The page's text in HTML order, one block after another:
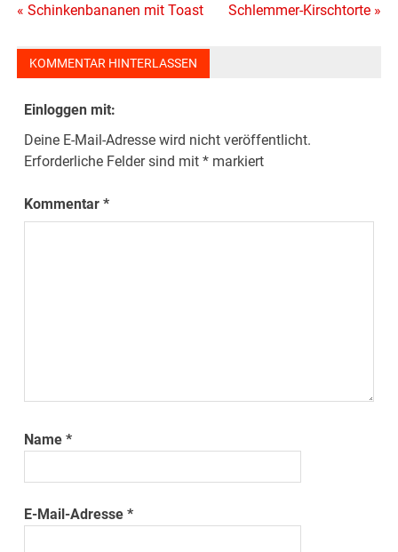
Beitragsnavigation
« Schinkenbananen mit Toast Schlemmer-Kirschtorte »
KOMMENTAR HINTERLASSEN
Einloggen mit:
Deine E-Mail-Adresse wird nicht veröffentlicht.
Erforderliche Felder sind mit* markiert
Kommentar*
Name*
E-Mail-Adresse*